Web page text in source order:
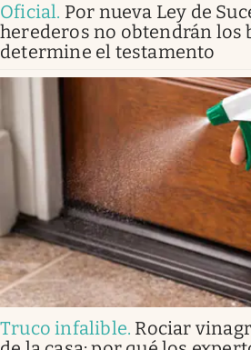
Oficial. Por nueva Ley de
herederos no obtendrán los
determine el testamento
Truco infalible. Rociar